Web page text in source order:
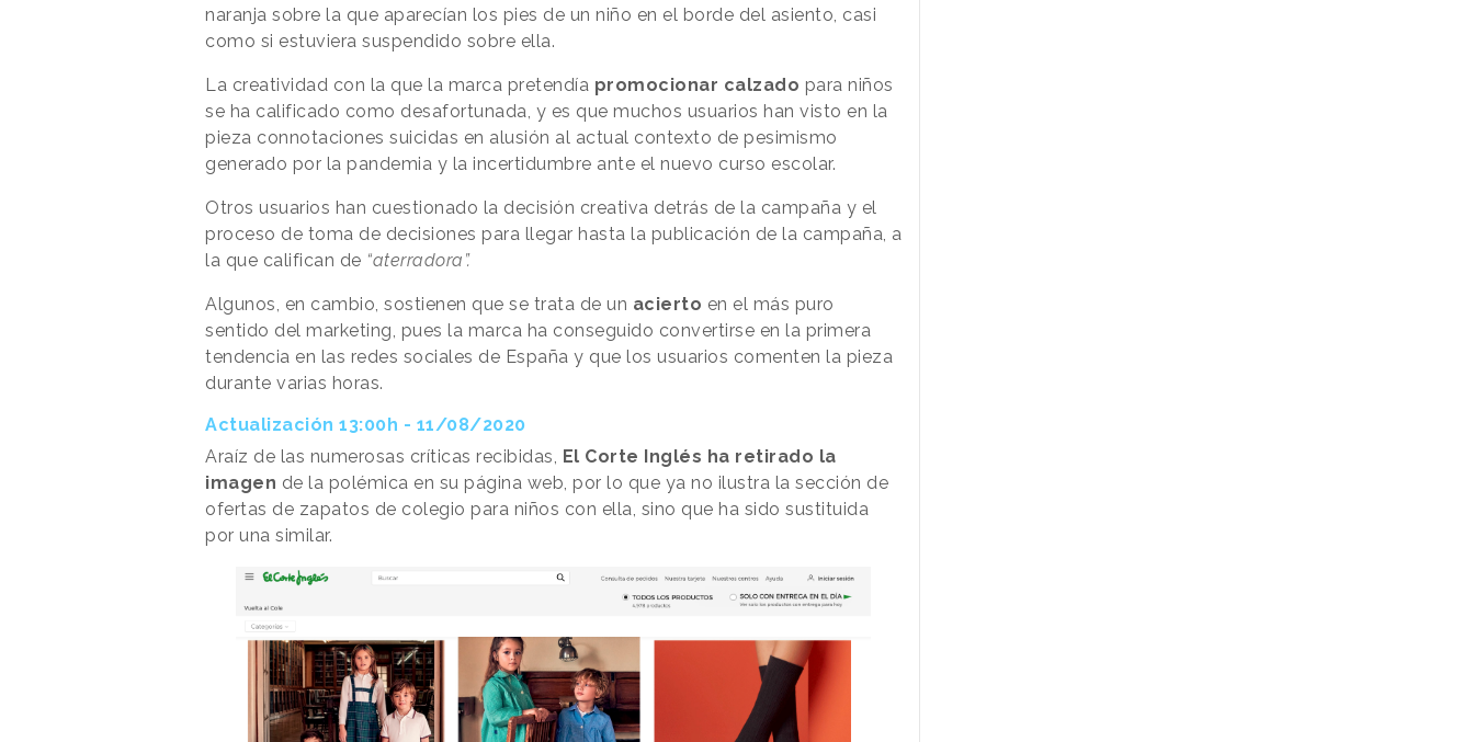
naranja sobre la que aparecían los pies de un niño en el borde del asiento, casi
como si estuviera suspendido sobre ella.
La creatividad con la que la marca pretendía promocionar calzado para niños
se ha calificado como desafortunada, y es que muchos usuarios han visto en la
pieza connotaciones suicidas en alusión al actual contexto de pesimismo
generado por la pandemia y la incertidumbre ante el nuevo curso escolar.
Otros usuarios han cuestionado la decisión creativa detrás de la campaña y el
proceso de toma de decisiones para llegar hasta la publicación de la campaña, a
la que califican de “aterradora”.
Algunos, en cambio, sostienen que se trata de un acierto en el más puro
sentido del marketing, pues la marca ha conseguido convertirse en la primera
tendencia en las redes sociales de España y que los usuarios comenten la pieza
durante varias horas.
Actualización 13:00h - 11/08/2020
Araíz de las numerosas críticas recibidas, El Corte Inglés ha retirado la
imagen de la polémica en su página web, por lo que ya no ilustra la sección de
ofertas de zapatos de colegio para niños con ella, sino que ha sido sustituida
por una similar.